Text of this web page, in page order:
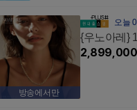
방송에서만
오늘
{우노아레}
2,899,000